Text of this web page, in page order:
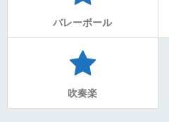
バレーボール
吹奏楽